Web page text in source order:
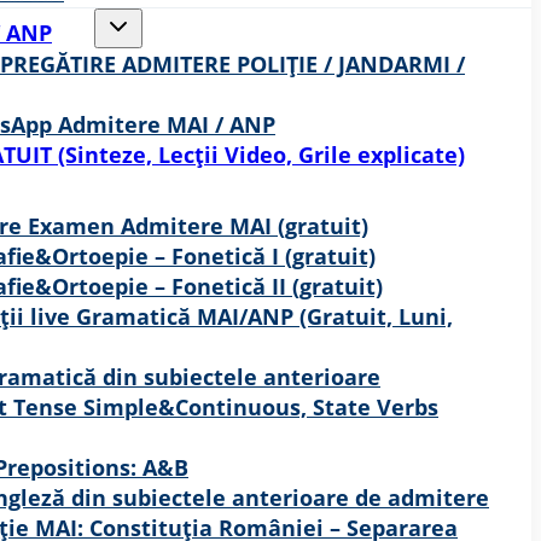
Toggle
child
menuADMITERE POLIȚIE / JANDARMI /
Admitere MAI / ANP
(Sinteze, Lecții Video, Grile explicate)
Examen Admitere MAI (gratuit)
– Fonetică I (gratuit)
– Fonetică II (gratuit)
live Gramatică MAI/ANP (Gratuit, Luni,
din subiectele anterioare
Tense Simple&Continuous, State Verbs
A&B
din subiectele anterioare de admitere
MAI: Constituția României – Separarea